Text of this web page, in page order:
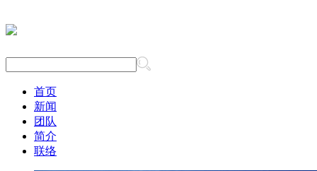
首页
新闻
团队
简介
联络